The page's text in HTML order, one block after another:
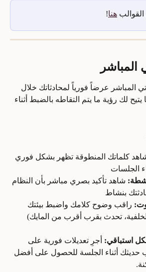
هنا!
المباشر
المباشر عرضاً فورياً لمحادثاتك خلال
لك رؤية ما يتم التقاطه بالضبط أثناء
كلماتك المنطوقة تظهر بشكل فوري
الجلسات
شاهد تأكيد بصري مباشر بأن النظام
بنشاط
راقب وضوح كلامك واضبط بيئتك
تحدث بقرب أقرب من المايك)
استباقي: أجرِ تعديلات فورية على
حديثك أثناء الجلسة للحصول على أفضل